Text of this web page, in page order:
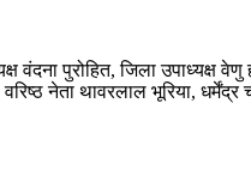
पुरोहित, जिला उपाध्यक्ष
नेता थावरलाल भूरिया, धर्मेंद्र